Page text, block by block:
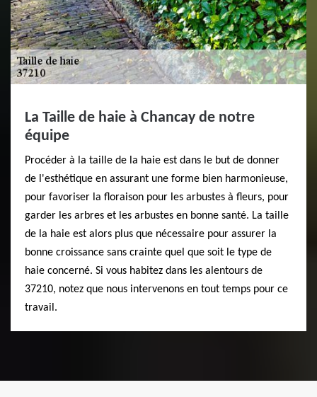
La Taille de haie à Chancay de notre
équipe
Procéder à la taille de la haie est dans le but de donner
de l'esthétique en assurant une forme bien harmonieuse,
pour favoriser la floraison pour les arbustes à fleurs, pour
garder les arbres et les arbustes en bonne santé. La taille
de la haie est alors plus que nécessaire pour assurer la
bonne croissance sans crainte quel que soit le type de
haie concerné. Si vous habitez dans les alentours de
37210, notez que nous intervenons en tout temps pour ce
travail.